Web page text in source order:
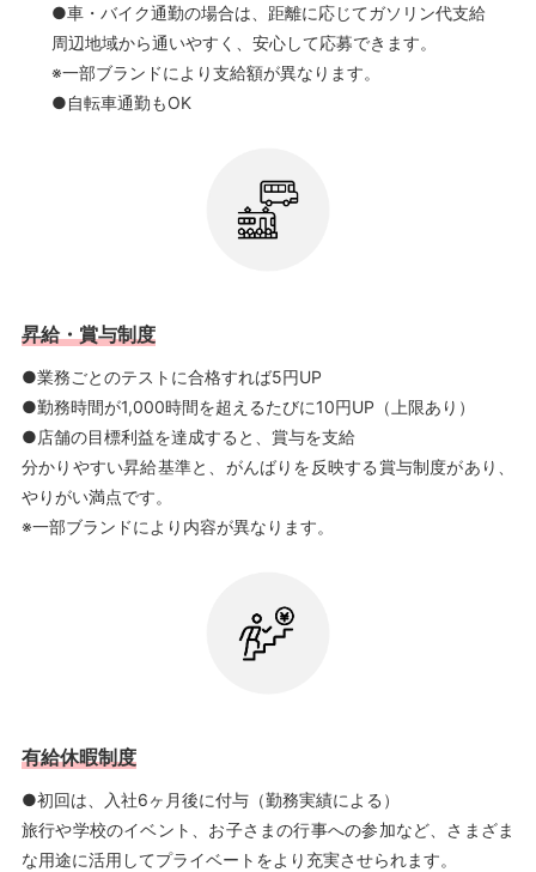
●車・バイク通勤の場合は、距離に応じてガソリン代支給
周辺地域から通いやすく、安心して応募できます。
※一部ブランドにより支給額が異なります。
●自転車通勤もOK
昇給・賞与制度
●業務ごとのテストに合格すれば5円UP
●勤務時間が1,000時間を超えるたびに10円UP（上限あり）
●店舗の目標利益を達成すると、賞与を支給
分かりやすい昇給基準と、がんばりを反映する賞与制度があり、
やりがい満点です。
※一部ブランドにより内容が異なります。
有給休暇制度
●初回は、入社6ヶ月後に付与（勤務実績による）
旅行や学校のイベント、お子さまの行事への参加など、さまざま
な用途に活用してプライベートをより充実させられます。